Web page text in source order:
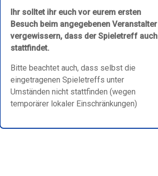
Ihr solltet ihr euch vor eurem ersten
Besuch beim angegebenen Veranstalter
vergewissern, dass der Spieletreff auch
stattfindet.
Bitte beachtet auch, dass selbst die
eingetragenen Spieletreffs unter
Umständen nicht stattfinden (wegen
temporärer lokaler Einschränkungen)